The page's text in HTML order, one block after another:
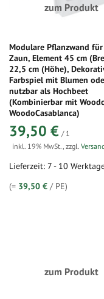
zum Produkt
Modulare Pflanzwand für
Zaun, Element 45 cm
22,5 cm (Höhe),
Farbspiel mit Blumen
nutzbar als Hochbeet
(Kombinierbar mit
WoodoCasablanca)
39,50 € / 1
inkl. 19% MwSt., zzgl.
Lieferzeit: 7 - 10
(= 39,50 € / PE)
zum Produkt